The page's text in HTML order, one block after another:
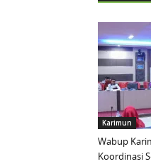
Karimun
Wabup
Koordinasi